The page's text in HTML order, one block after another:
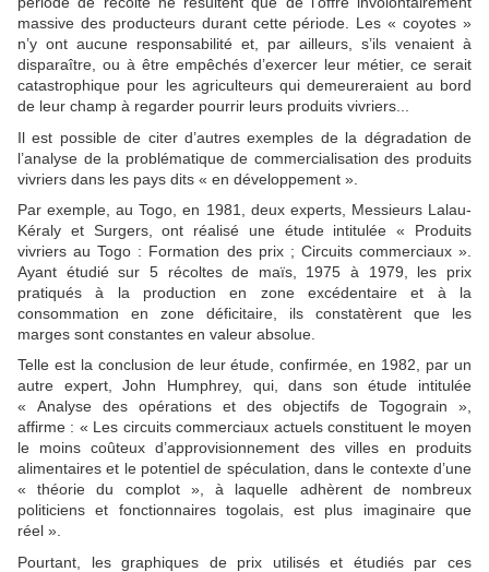
massive des producteurs durant cette période. Les « coyotes »
n’y ont aucune responsabilité et, par ailleurs, s’ils venaient à
disparaître, ou à être empêchés d’exercer leur métier, ce serait
catastrophique pour les agriculteurs qui demeureraient au bord
de leur champ à regarder pourrir leurs produits vivriers...
Il est possible de citer d’autres exemples de la dégradation de
l’analyse de la problématique de commercialisation des produits
vivriers dans les pays dits « en développement ».
Par exemple, au Togo, en 1981, deux experts, Messieurs Lalau-
Kéraly et Surgers, ont réalisé une étude intitulée « Produits
vivriers au Togo : Formation des prix ; Circuits commerciaux ».
Ayant étudié sur 5 récoltes de maïs, 1975 à 1979, les prix
pratiqués à la production en zone excédentaire et à la
consommation en zone déficitaire, ils constatèrent que les
marges sont constantes en valeur absolue.
Telle est la conclusion de leur étude, confirmée, en 1982, par un
autre expert, John Humphrey, qui, dans son étude intitulée
« Analyse des opérations et des objectifs de Togograin »,
affirme : « Les circuits commerciaux actuels constituent le moyen
le moins coûteux d’approvisionnement des villes en produits
alimentaires et le potentiel de spéculation, dans le contexte d’une
« théorie du complot », à laquelle adhèrent de nombreux
politiciens et fonctionnaires togolais, est plus imaginaire que
réel ».
Pourtant, les graphiques de prix utilisés et étudiés par ces